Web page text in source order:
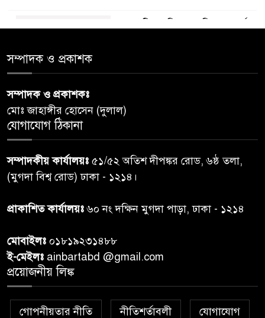
পেশ
৬
তদন্ত শেষ পর্যায়ে, দ্রুত চার্জশিট
৭
রাতের মধ্যে ঢাকাসহ ১০ অঞ্চলে
ঝড়বৃষ্টির পূর্বাভাস
৮
প্রধানমন্ত্রীর সঙ্গে দেখা করে স্বপ্নপূরণ
উপহার
৯
সম্পাদক ও প্রকাশক
সম্পাদক ও প্রকাশকঃ
মোঃ জাহাঙ্গীর হোসেন (দুলাল)
যোগাযোগ ঠিকানা
সম্পাদকীয় কার্যালয়ঃ ৫১/৫২ অতিশ দীপঙ্কর রোড, ৬ষ্ঠ তলা,
(মুগদা বিশ্ব রোড) ঢাকা - ১২১৪।
প্রাকাশিত কার্যালয়ঃ৬০ নং দক্ষিন মুগদা পাড়া, ঢাকা - ১২১৪
মোবাইলঃ ০১৮১৯২৩১৪৮৮
ই-মেইলঃ ainbartabd @gmail.com
প্রয়োজনীয় লিঙ্ক
গোপনীয়তার নীতি নীতিশর্তাবলী যোগাযোগ